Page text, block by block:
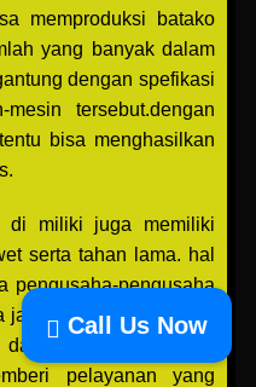
memproduksi batako
yang banyak dalam
dengan spefikasi
tersebut.dengan
bisa menghasilkan
di miliki juga memiliki
serta tahan lama. hal
pengusaha-pengusaha
jaya teknik untuk mesin
dan paving block
pelayanan yang
Call Us Now